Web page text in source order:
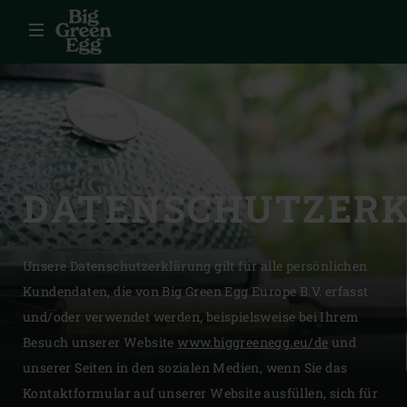
Menü
Unsere Datenschutzerklärung gilt für alle persönlichen
Kundendaten, die von Big Green Egg Europe B.V. erfasst
und/oder verwendet werden, beispielsweise bei Ihrem
Besuch unserer Website www.biggreenegg.eu/de und
unserer Seiten in den sozialen Medien, wenn Sie das
Kontaktformular auf unserer Website ausfüllen, sich für